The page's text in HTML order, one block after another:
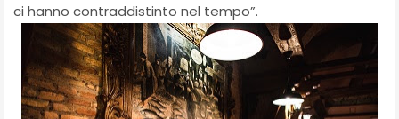
ci hanno contraddistinto nel tempo”.